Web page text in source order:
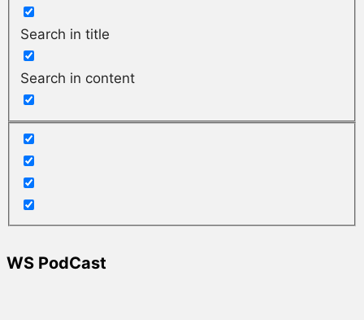
Search in title
Search in content
WS PodCast